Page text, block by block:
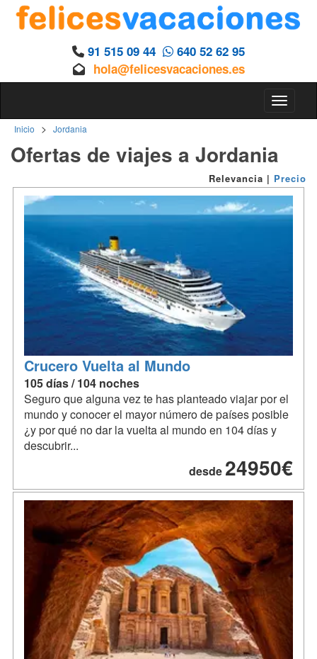
91 515 09 44
640 52 62 95
hola@felicesvacaciones.es
Toggle
Inicio > Jordania
Ofertas de viajes a Jordania
Relevancia | Precio
Crucero Vuelta al Mundo
105 días / 104 noches
Seguro que alguna vez te has planteado viajar por el
mundo y conocer el mayor número de países posible
¿y por qué no dar la vuelta al mundo en 104 días y
descubrir...
desde 24950€